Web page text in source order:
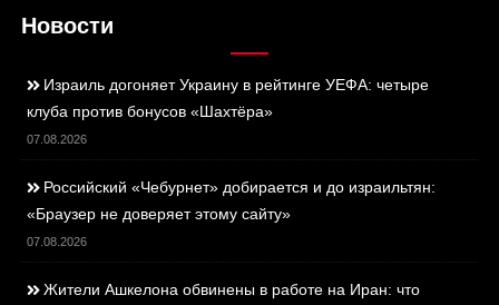
Новости
Израиль догоняет Украину в рейтинге УЕФА: четыре
клуба против бонусов «Шахтёра»
07.08.2026
Российский «Чебурнет» добирается и до израильтян:
«Браузер не доверяет этому сайту»
07.08.2026
Жители Ашкелона обвинены в работе на Иран: что